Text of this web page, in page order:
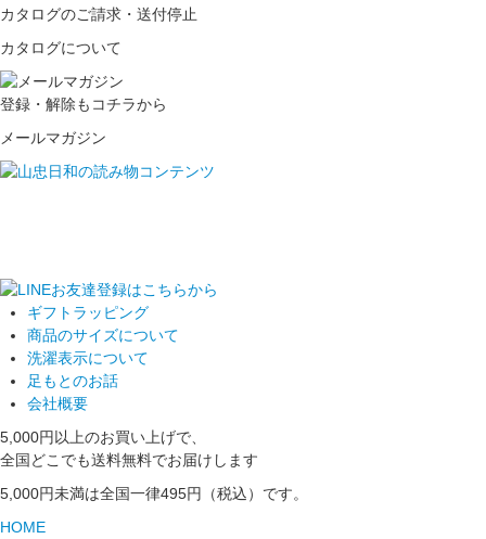
カタログのご請求・送付停止
カタログについて
登録・解除もコチラから
メールマガジン
ギフトラッピング
商品のサイズについて
洗濯表示について
足もとのお話
会社概要
5,000円以上のお買い上げで、
全国どこでも送料無料でお届けします
5,000円未満は全国一律495円（税込）です。
HOME